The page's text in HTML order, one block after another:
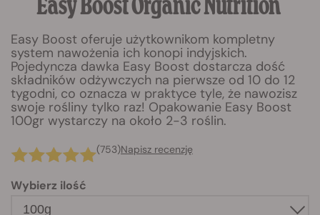
Easy Boost Organic Nutrition
Easy Boost oferuje użytkownikom kompletny
system nawożenia ich konopi indyjskich.
Pojedyncza dawka Easy Boost dostarcza dość
składników odżywczych na pierwsze od 10 do 12
tygodni, co oznacza w praktyce tyle, że nawozisz
swoje rośliny tylko raz! Opakowanie Easy Boost
100gr wystarczy na około 2-3 roślin.
(753)Napisz recenzję
Wybierz ilość